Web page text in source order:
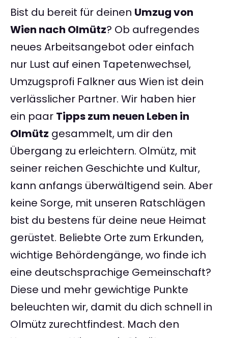
Bist du bereit für deinen Umzug von
Wien nach Olmütz? Ob aufregendes
neues Arbeitsangebot oder einfach
nur Lust auf einen Tapetenwechsel,
Umzugsprofi Falkner aus Wien ist dein
verlässlicher Partner. Wir haben hier
ein paar Tipps zum neuen Leben in
Olmütz gesammelt, um dir den
Übergang zu erleichtern. Olmütz, mit
seiner reichen Geschichte und Kultur,
kann anfangs überwältigend sein. Aber
keine Sorge, mit unseren Ratschlägen
bist du bestens für deine neue Heimat
gerüstet. Beliebte Orte zum Erkunden,
wichtige Behördengänge, wo finde ich
eine deutschsprachige Gemeinschaft?
Diese und mehr gewichtige Punkte
beleuchten wir, damit du dich schnell in
Olmütz zurechtfindest. Mach den